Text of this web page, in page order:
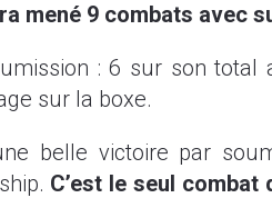
mené 9 combats avec
: 6 sur son total
sur la boxe.
belle victoire par
C’est le seul